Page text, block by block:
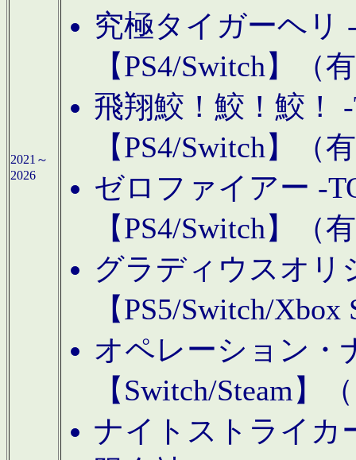
2021～
2026
究極タイガーヘリ
【PS4/Switch】（
飛翔鮫！鮫！鮫！
【PS4/Switch】（
ゼロファイアー -
【PS4/Switch】（
グラディウスオリ
【PS5/Switch/
オペレーション・
【Switch/Steam】
ナイトストライカ